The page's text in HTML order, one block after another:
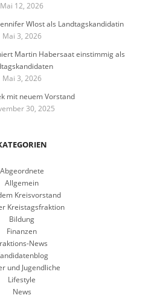
Mai 12, 2026
Wlost als Landtagskandidatin
Mai 3, 2026
Martin Habersaat einstimmig als
Mai 3, 2026
mit neuem Vorstand
30, 2025
Abgeordnete
Allgemein
Kreisvorstand
Kreistagsfraktion
Bildung
Finanzen
News
und Jugendliche
Lifestyle
News